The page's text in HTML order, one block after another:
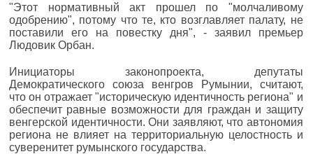
"Этот нормативный акт прошел по "молчаливому
одобрению", потому что те, кто возглавляет палату, не
поставили его на повестку дня", - заявил премьер
Людовик Орбан.
Инициаторы законопроекта, депутаты
Демократического союза венгров Румынии, считают,
что он отражает "историческую идентичность региона" и
обеспечит равные возможности для граждан и защиту
венгерской идентичности. Они заявляют, что автономия
региона не влияет на территориальную целостность и
суверенитет румынского государства.